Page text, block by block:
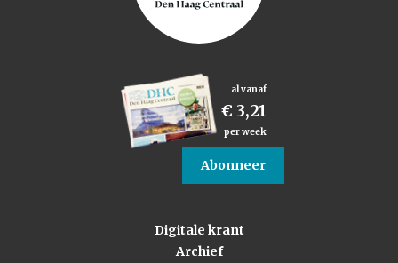
al vanaf
€ 3,21
per week
Abonneer
Digitale krant
Archief